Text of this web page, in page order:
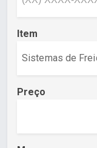
Item
Preço